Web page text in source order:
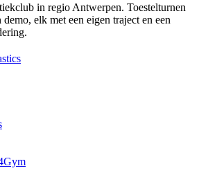
in regio Antwerpen. Toestelturnen
elk met een eigen traject en een